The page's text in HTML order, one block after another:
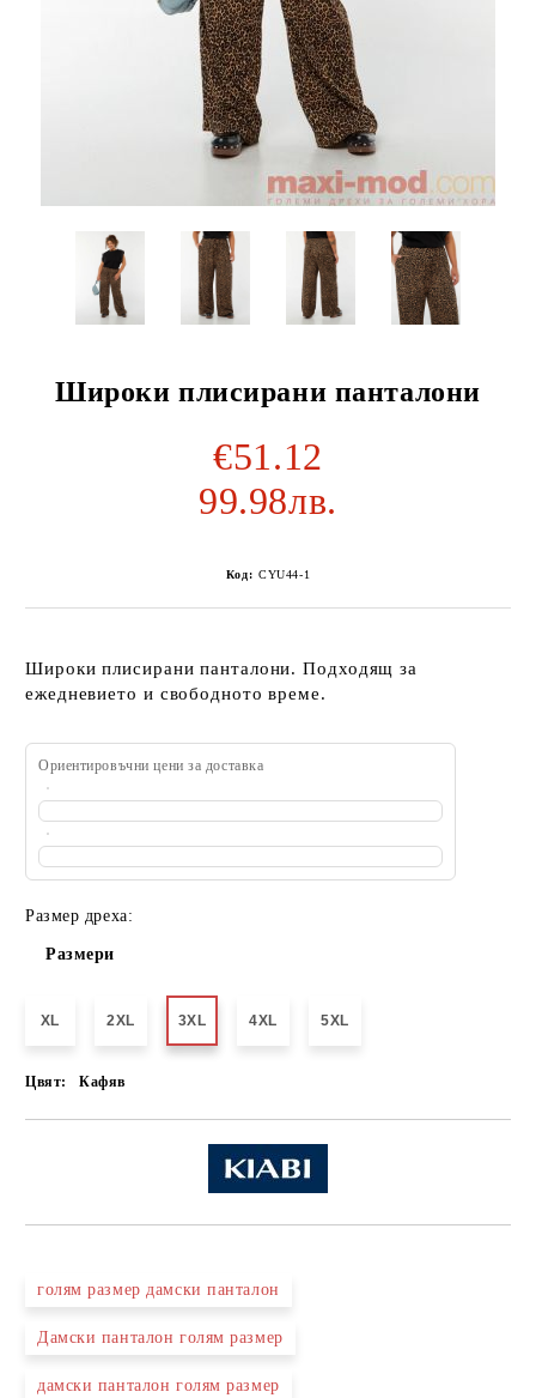
Широки плисирани панталони
€51.12
99.98лв.
Код: CYU44-1
Широки плисирани панталони. Подходящ за
ежедневието и свободното време.
Ориентировъчни цени за доставка
Размер дреха:
Размери
XL 2XL 3XL 4XL 5XL
Цвят: Кафяв
голям размер дамски панталон
Дамски панталон гoлям размер
дамски панталон голям размер